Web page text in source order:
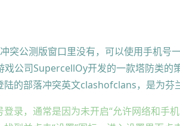
突公测版窗口里没有，可以使用手机号
戏公司SupercellOy开发的一款塔防类
的部落冲突英文clashofclans，是为芬
录，通常是因为未开启“允许网络和手